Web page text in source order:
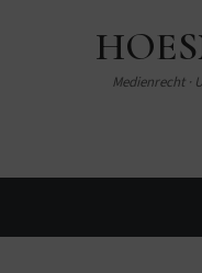
Medienrecht ·